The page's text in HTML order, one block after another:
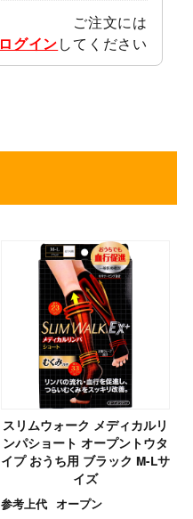
ご注文には
ログインしてください
スリムウォーク メディカルリ
ンパショート オープントウタ
イプ おうち用 ブラック M-Lサ
イズ
参考上代 オープン